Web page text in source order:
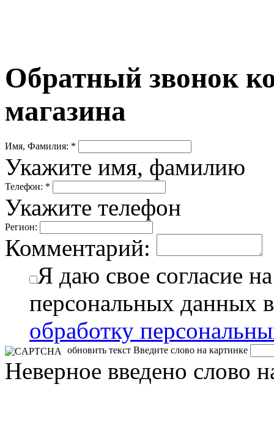
Обратный звонок
магазина
Имя, Фамилия: *
Укажите имя, фамилию
Телефон: *
Укажите телефон
Регион:
Комментарий:
Я даю свое согласие
персональных данных
обработку
обновить текст Введите слово на картинке
Неверное введено слово